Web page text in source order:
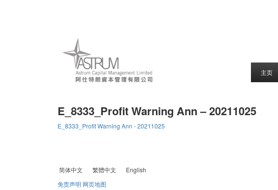
主页
E_8333_Profit Warning Ann – 20211025
E_8333_Profit Warning Ann - 20211025
简体中文 繁體中文
English
免责声明 网页地图